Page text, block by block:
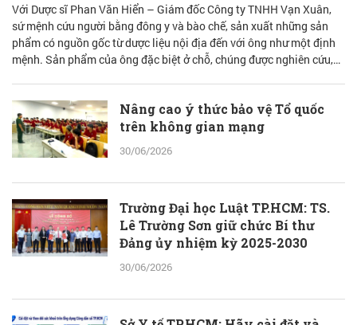
Với Dược sĩ Phan Văn Hiển – Giám đốc Công ty TNHH Vạn Xuân,
sứ mệnh cứu người bằng đông y và bào chế, sản xuất những sản
phẩm có nguồn gốc từ dược liệu nội địa đến với ông như một định
mệnh. Sản phẩm của ông đặc biệt ở chỗ, chúng được nghiên cứu,
Nâng cao ý thức bảo vệ Tổ quốc
trên không gian mạng
30/06/2026
Trường Đại học Luật TP.HCM: TS.
Lê Trường Sơn giữ chức Bí thư
Đảng ủy nhiệm kỳ 2025-2030
30/06/2026